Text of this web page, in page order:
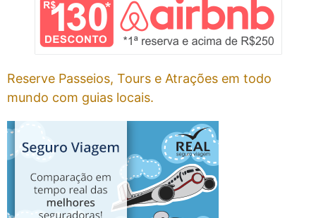
Reserve Passeios, Tours e Atrações em todo
mundo com guias locais.